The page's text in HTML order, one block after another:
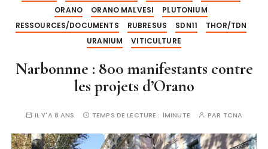
ORANO
ORANO MALVESI
PLUTONIUM
RESSOURCES/DOCUMENTS
RUBRESUS SDN11
THOR/TDN
URANIUM
VITICULTURE
Narbonnne : 800 manifestants contre
les projets d’Orano
IL Y'A 8 ANS TEMPS DE LECTURE : 1MINUTE PAR TCNA